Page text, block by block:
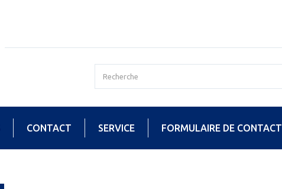
CONTACT SERVICE FORMULAIRE DE CONTACT